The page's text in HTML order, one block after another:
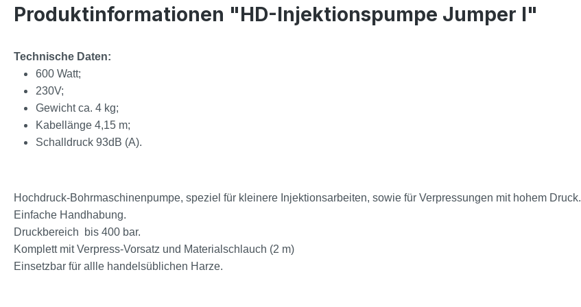
Produktinformationen "HD-Injektionspumpe Jumper I"
Technische Daten:
600 Watt;
230V;
Gewicht ca. 4 kg;
Kabellänge 4,15 m;
Schalldruck 93dB (A).
Hochdruck-Bohrmaschinenpumpe, speziel für kleinere Injektionsarbeiten, sowie für Verpressungen mit hohem Druck.
Einfache Handhabung.
Druckbereich bis 400 bar.
Komplett mit Verpress-Vorsatz und Materialschlauch (2 m)
Einsetzbar für allle handelsüblichen Harze.